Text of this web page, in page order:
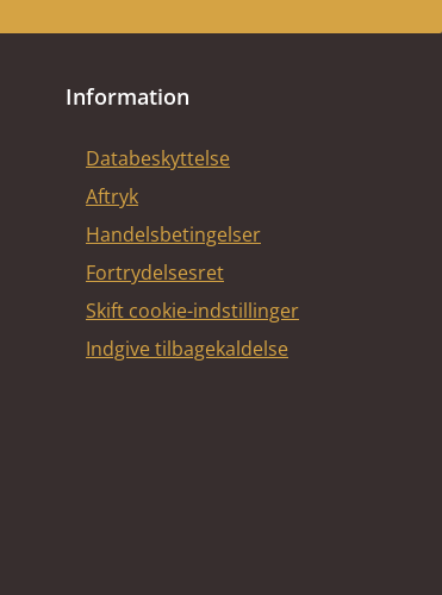
Information
Databeskyttelse
Aftryk
Handelsbetingelser
Fortrydelsesret
Skift cookie-indstillinger
Indgive tilbagekaldelse